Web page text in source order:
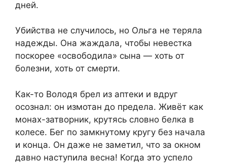
дней.
Убийства не случилось, но Ольга не теряла
надежды. Она жаждала, чтобы невестка
поскорее «освободила» сына — хоть от
болезни, хоть от смерти.
Как-то Володя брел из аптеки и вдруг
осознал: он измотан до предела. Живёт как
монах-затворник, крутясь словно белка в
колесе. Бег по замкнутому кругу без начала
и конца. Он даже не заметил, что за окном
давно наступила весна! Когда это успело